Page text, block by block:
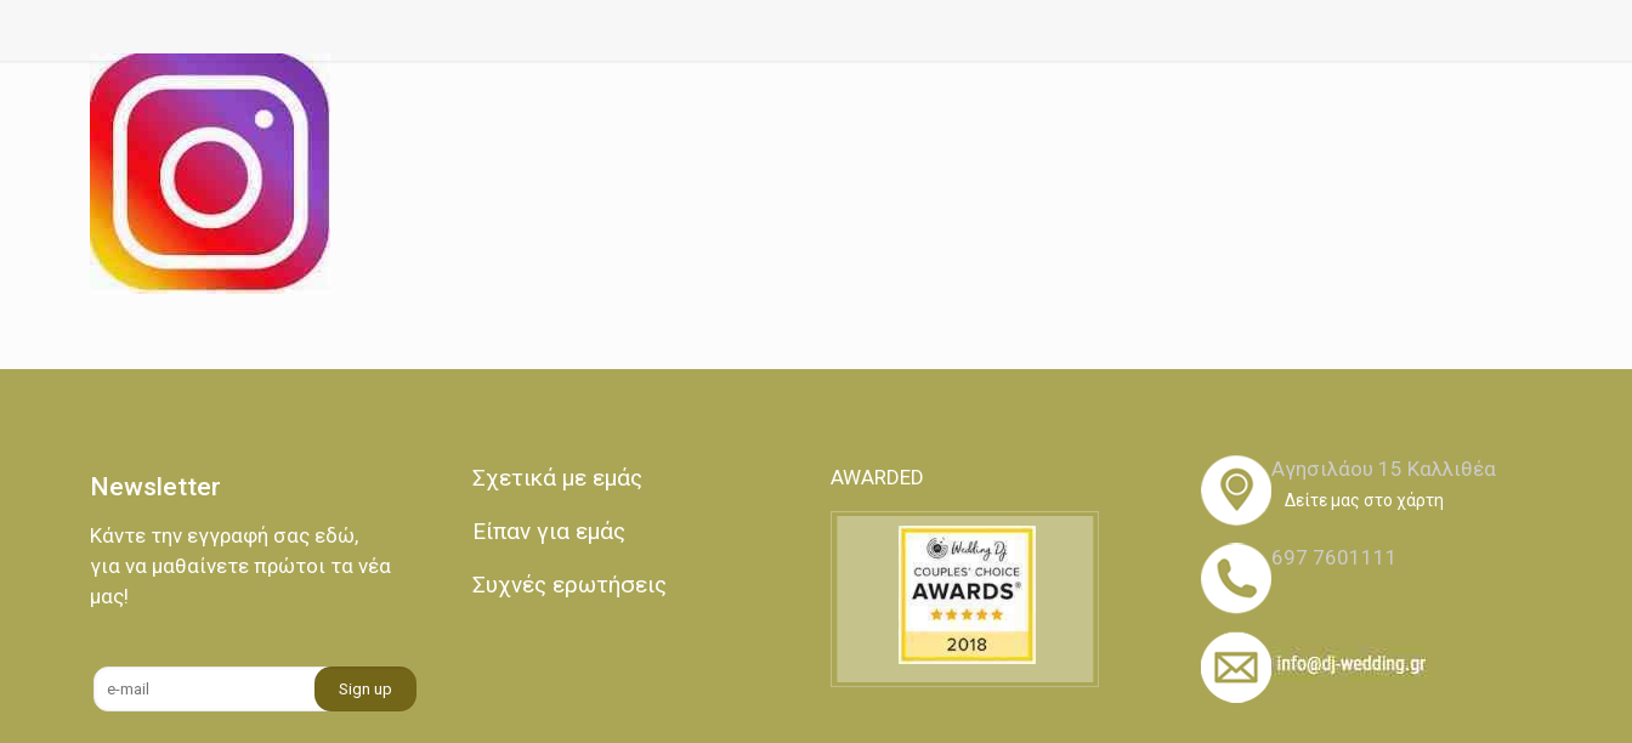
Newsletter
Κάντε την εγγραφή σας εδώ,
για να μαθαίνετε πρώτοι τα νέα
μας!
Σχετικά με εμάς
Είπαν για εμάς
Συχνές ερωτήσεις
AWARDED Αγησιλάου 15 Καλλιθέα
Δείτε μας στο χάρτη
697 7601111